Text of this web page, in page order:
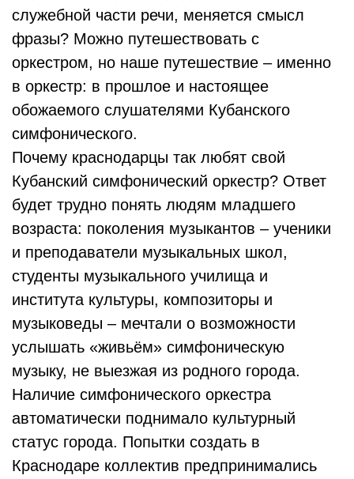
служебной части речи, меняется смысл
фразы? Можно путешествовать с
оркестром, но наше путешествие – именно
в оркестр: в прошлое и настоящее
обожаемого слушателями Кубанского
симфонического.
Почему краснодарцы так любят свой
Кубанский симфонический оркестр? Ответ
будет трудно понять людям младшего
возраста: поколения музыкантов – ученики
и преподаватели музыкальных школ,
студенты музыкального училища и
института культуры, композиторы и
музыковеды – мечтали о возможности
услышать «живьём» симфоническую
музыку, не выезжая из родного города.
Наличие симфонического оркестра
автоматически поднимало культурный
статус города. Попытки создать в
Краснодаре коллектив предпринимались